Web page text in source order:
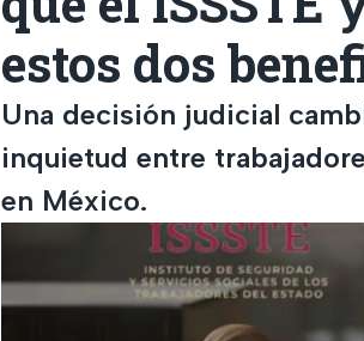
estos dos
Una decisión judicial
inquietud entre
en México.